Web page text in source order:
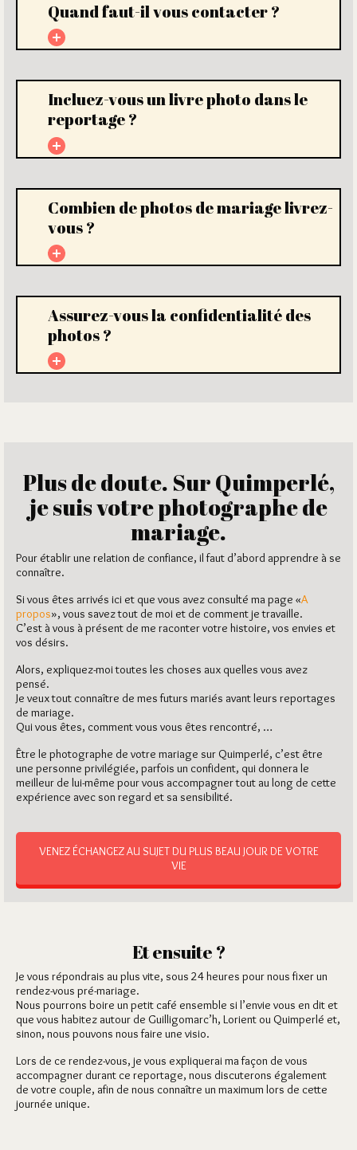
Quand faut-il vous contacter ?
Incluez-vous un livre photo dans le
reportage ?
Combien de photos de mariage livrez-
vous ?
Assurez-vous la confidentialité des
photos ?
Plus de doute. Sur Quimperlé,
je suis votre photographe de
mariage.
Pour établir une relation de confiance, il faut d’abord apprendre à se
connaître.
Si vous êtes arrivés ici et que vous avez consulté ma page «A
propos», vous savez tout de moi et de comment je travaille.
C’est à vous à présent de me raconter votre histoire, vos envies et
vos désirs.
Alors, expliquez-moi toutes les choses aux quelles vous avez
pensé.
Je veux tout connaître de mes futurs mariés avant leurs reportages
de mariage.
Qui vous êtes, comment vous vous êtes rencontré, …
Être le photographe de votre mariage sur Quimperlé, c’est être
une personne privilégiée, parfois un confident, qui donnera le
meilleur de lui-même pour vous accompagner tout au long de cette
expérience avec son regard et sa sensibilité.
VENEZ ÉCHANGEZ AU SUJET DU PLUS BEAU JOUR DE VOTRE
VIE
Et ensuite ?
Je vous répondrais au plus vite, sous 24 heures pour nous fixer un
rendez-vous pré-mariage.
Nous pourrons boire un petit café ensemble si l’envie vous en dit et
que vous habitez autour de Guilligomarc’h, Lorient ou Quimperlé et,
sinon, nous pouvons nous faire une visio.
Lors de ce rendez-vous, je vous expliquerai ma façon de vous
accompagner durant ce reportage, nous discuterons également
de votre couple, afin de nous connaître un maximum lors de cette
journée unique.